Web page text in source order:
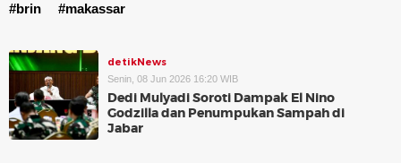
#brin
#makassar
detikNews
Senin, 08 Jun 2026 16:20 WIB
Dedi Mulyadi Soroti Dampak El Nino
Godzilla dan Penumpukan Sampah di
Jabar